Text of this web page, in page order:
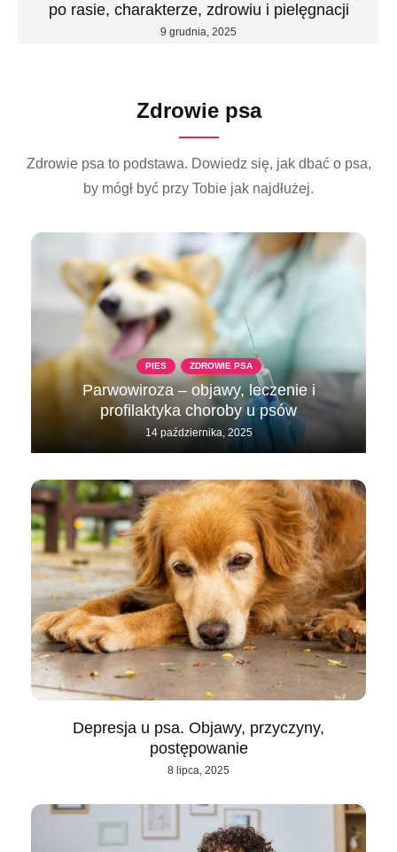
po rasie, charakterze, zdrowiu i pielęgnacji
9 grudnia, 2025
Zdrowie psa
Zdrowie psa to podstawa. Dowiedz się, jak dbać o psa,
by mógł być przy Tobie jak najdłużej.
PIES ZDROWIE PSA
Parwowiroza – objawy, leczenie i
profilaktyka choroby u psów
14 października, 2025
Depresja u psa. Objawy, przyczyny,
postępowanie
8 lipca, 2025